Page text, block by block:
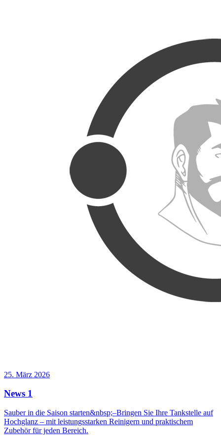
25. März 2026
News 1
Sauber in die Saison starten&nbsp;–Bringen Sie Ihre Tankstelle auf
Hochglanz – mit leistungsstarken Reinigern und praktischem
Zubehör für jeden Bereich.